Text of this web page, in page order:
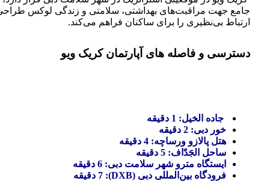
جامع جهت مراقبت‌های بهداشتی، سلامتی و زندگی لوکس طراحی
ارتباط بی‌نظیری را برای ساکنان فراهم می‌کند.
دسترسی و فاصله های آپارتمان کریک ویو
جاده الخیل: 1 دقیقه
خور دبی: 2 دقیقه
هتل پالازو ورساچه: 4 دقیقه
ساحل الجَدّاف: 5 دقیقه
ایستگاه مترو شهر سلامت دبی: 6 دقیقه
فرودگاه بین‌المللی دبی (DXB): 7 دقیقه